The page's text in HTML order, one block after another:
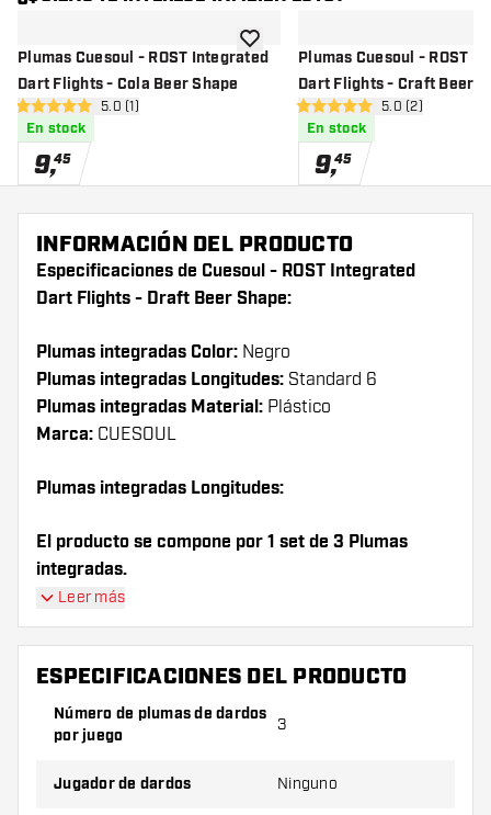
Plumas Cuesoul - ROST Integrated
Dart Flights - Cola Beer Shape
abrir panel de reseñas
5 estrellas de puntuación
5.0 (1)
En stock
9,45
añadir a la lista de deseos
Plumas Cuesoul - ROST
Dart Flights - Craft Beer
abrir panel de
5 estrellas de puntuación
5.0 (2)
En stock
9,45
INFORMACIÓN DEL PRODUCTO
Especificaciones de Cuesoul - ROST Integrated
Dart Flights - Draft Beer Shape:
Plumas integradas Color: Negro
Plumas integradas Longitudes: Standard 6
Plumas integradas Material: Plástico
Marca: CUESOUL
Plumas integradas Longitudes:
El producto se compone por 1 set de 3 Plumas
integradas.
¡Consejo de Dartshopper!
Asegúrate de tener suficientes plumas y cañas.
diferente de plumas para descubrir qué
Leer más
ESPECIFICACIONES DEL PRODUCTO
Número de plumas de dardos
por juego
3
Jugador de dardos Ninguno